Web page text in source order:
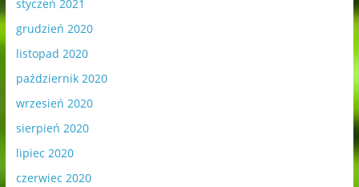
styczeń 2021
grudzień 2020
listopad 2020
październik 2020
wrzesień 2020
sierpień 2020
lipiec 2020
czerwiec 2020